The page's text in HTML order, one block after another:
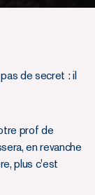
de secret : il
prof de
en revanche
plus c'est